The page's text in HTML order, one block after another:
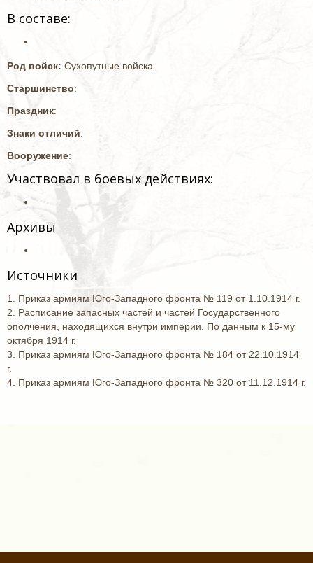
В составе:
Род войск: Сухопутные войска
Старшинство:
Праздник:
Знаки отличий:
Вооружение:
Участвовал в боевых действиях:
Архивы
Источники
1. Приказ армиям Юго-Западного фронта № 119 от 1.10.1914 г.
2. Расписание запасных частей и частей Государственного
ополчения, находящихся внутри империи. По данным к 15-му
октября 1914 г.
3. Приказ армиям Юго-Западного фронта № 184 от 22.10.1914
г.
4. Приказ армиям Юго-Западного фронта № 320 от 11.12.1914 г.